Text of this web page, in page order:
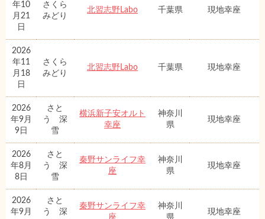
年10
月21
日
さくら
みどり
北習志野Labo 千葉県 現地幸座
2026
年11
月18
日
さくら
みどり
北習志野Labo 千葉県 現地幸座
2026
年9月
9日
さと
う 深
雪
横浜新子安オルト
幸座
神奈川
県
現地幸座
2026
年8月
8日
さと
う 深
雪
秦野サンライフ幸
座
神奈川
県
現地幸座
2026
年9月
さと
う 深
秦野サンライフ幸
座
神奈川
県
現地幸座